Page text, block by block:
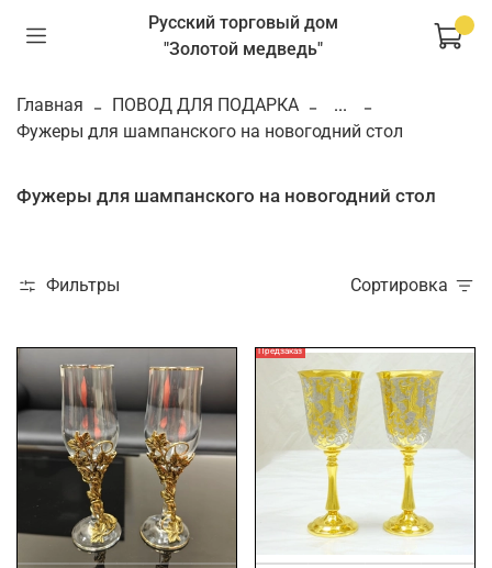
Русский торговый дом
"Золотой медведь"
Главная ПОВОД ДЛЯ ПОДАРКА
...
Фужеры для шампанского на новогодний стол
Фужеры для шампанского на новогодний стол
Фильтры Сортировка
Предзаказ